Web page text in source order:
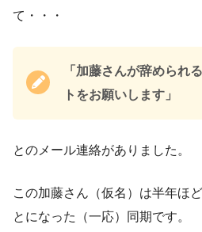
て・・・
「加藤さんが辞められ
トをお願いします」
とのメール連絡がありました。
この加藤さん（仮名）は半年ほ
とになった（一応）同期です。